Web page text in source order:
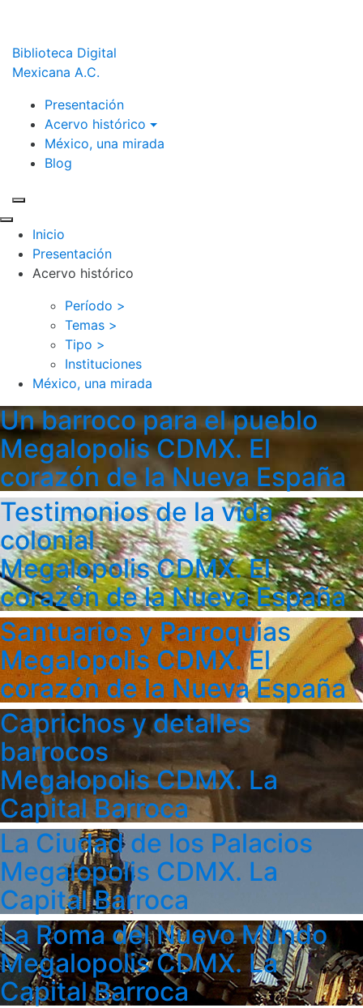
Biblioteca Digital
Mexicana A.C.
Presentación
Acervo histórico
México, una mirada
Blog
Inicio
Presentación
Acervo histórico
Período >
Temas >
Tipo >
Instituciones
México, una mirada
Un barroco para el pueblo
Megalopolis CDMX. El
corazón de la Nueva España
Testimonios de la vida
colonial
Megalopolis CDMX. El
corazón de la Nueva España
Santuarios y Parroquias
Megalopolis CDMX. El
corazón de la Nueva España
Caprichos y detalles
barrocos
Megalopolis CDMX. La
Capital Barroca
La Ciudad de los Palacios
Megalopolis CDMX. La
Capital Barroca
La Roma del Nuevo Mundo
Megalopolis CDMX. La
Capital Barroca